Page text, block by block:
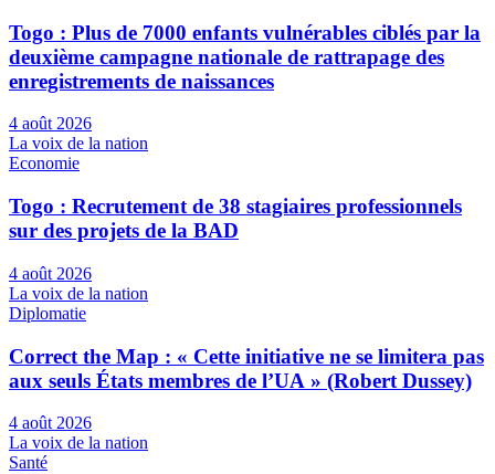
Togo : Plus de 7000 enfants vulnérables ciblés par la
deuxième campagne nationale de rattrapage des
enregistrements de naissances
4 août 2026
La voix de la nation
Economie
Togo : Recrutement de 38 stagiaires professionnels
sur des projets de la BAD
4 août 2026
La voix de la nation
Diplomatie
Correct the Map : « Cette initiative ne se limitera pas
aux seuls États membres de l’UA » (Robert Dussey)
4 août 2026
La voix de la nation
Santé